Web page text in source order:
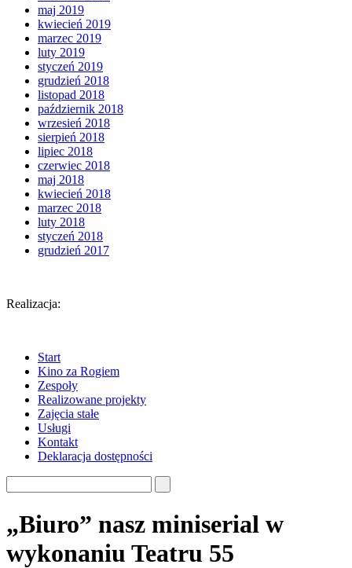
maj 2019
kwiecień 2019
marzec 2019
luty 2019
styczeń 2019
grudzień 2018
listopad 2018
październik 2018
wrzesień 2018
sierpień 2018
lipiec 2018
czerwiec 2018
maj 2018
kwiecień 2018
marzec 2018
luty 2018
styczeń 2018
grudzień 2017
Realizacja:
Start
Kino za Rogiem
Zespoły
Realizowane projekty
Zajęcia stałe
Usługi
Kontakt
Deklaracja dostępności
„Biuro” nasz miniserial w
wykonaniu Teatru 55